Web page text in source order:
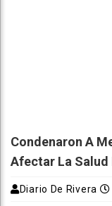
Condenaron A
Afectar La Salud
Diario De Rivera